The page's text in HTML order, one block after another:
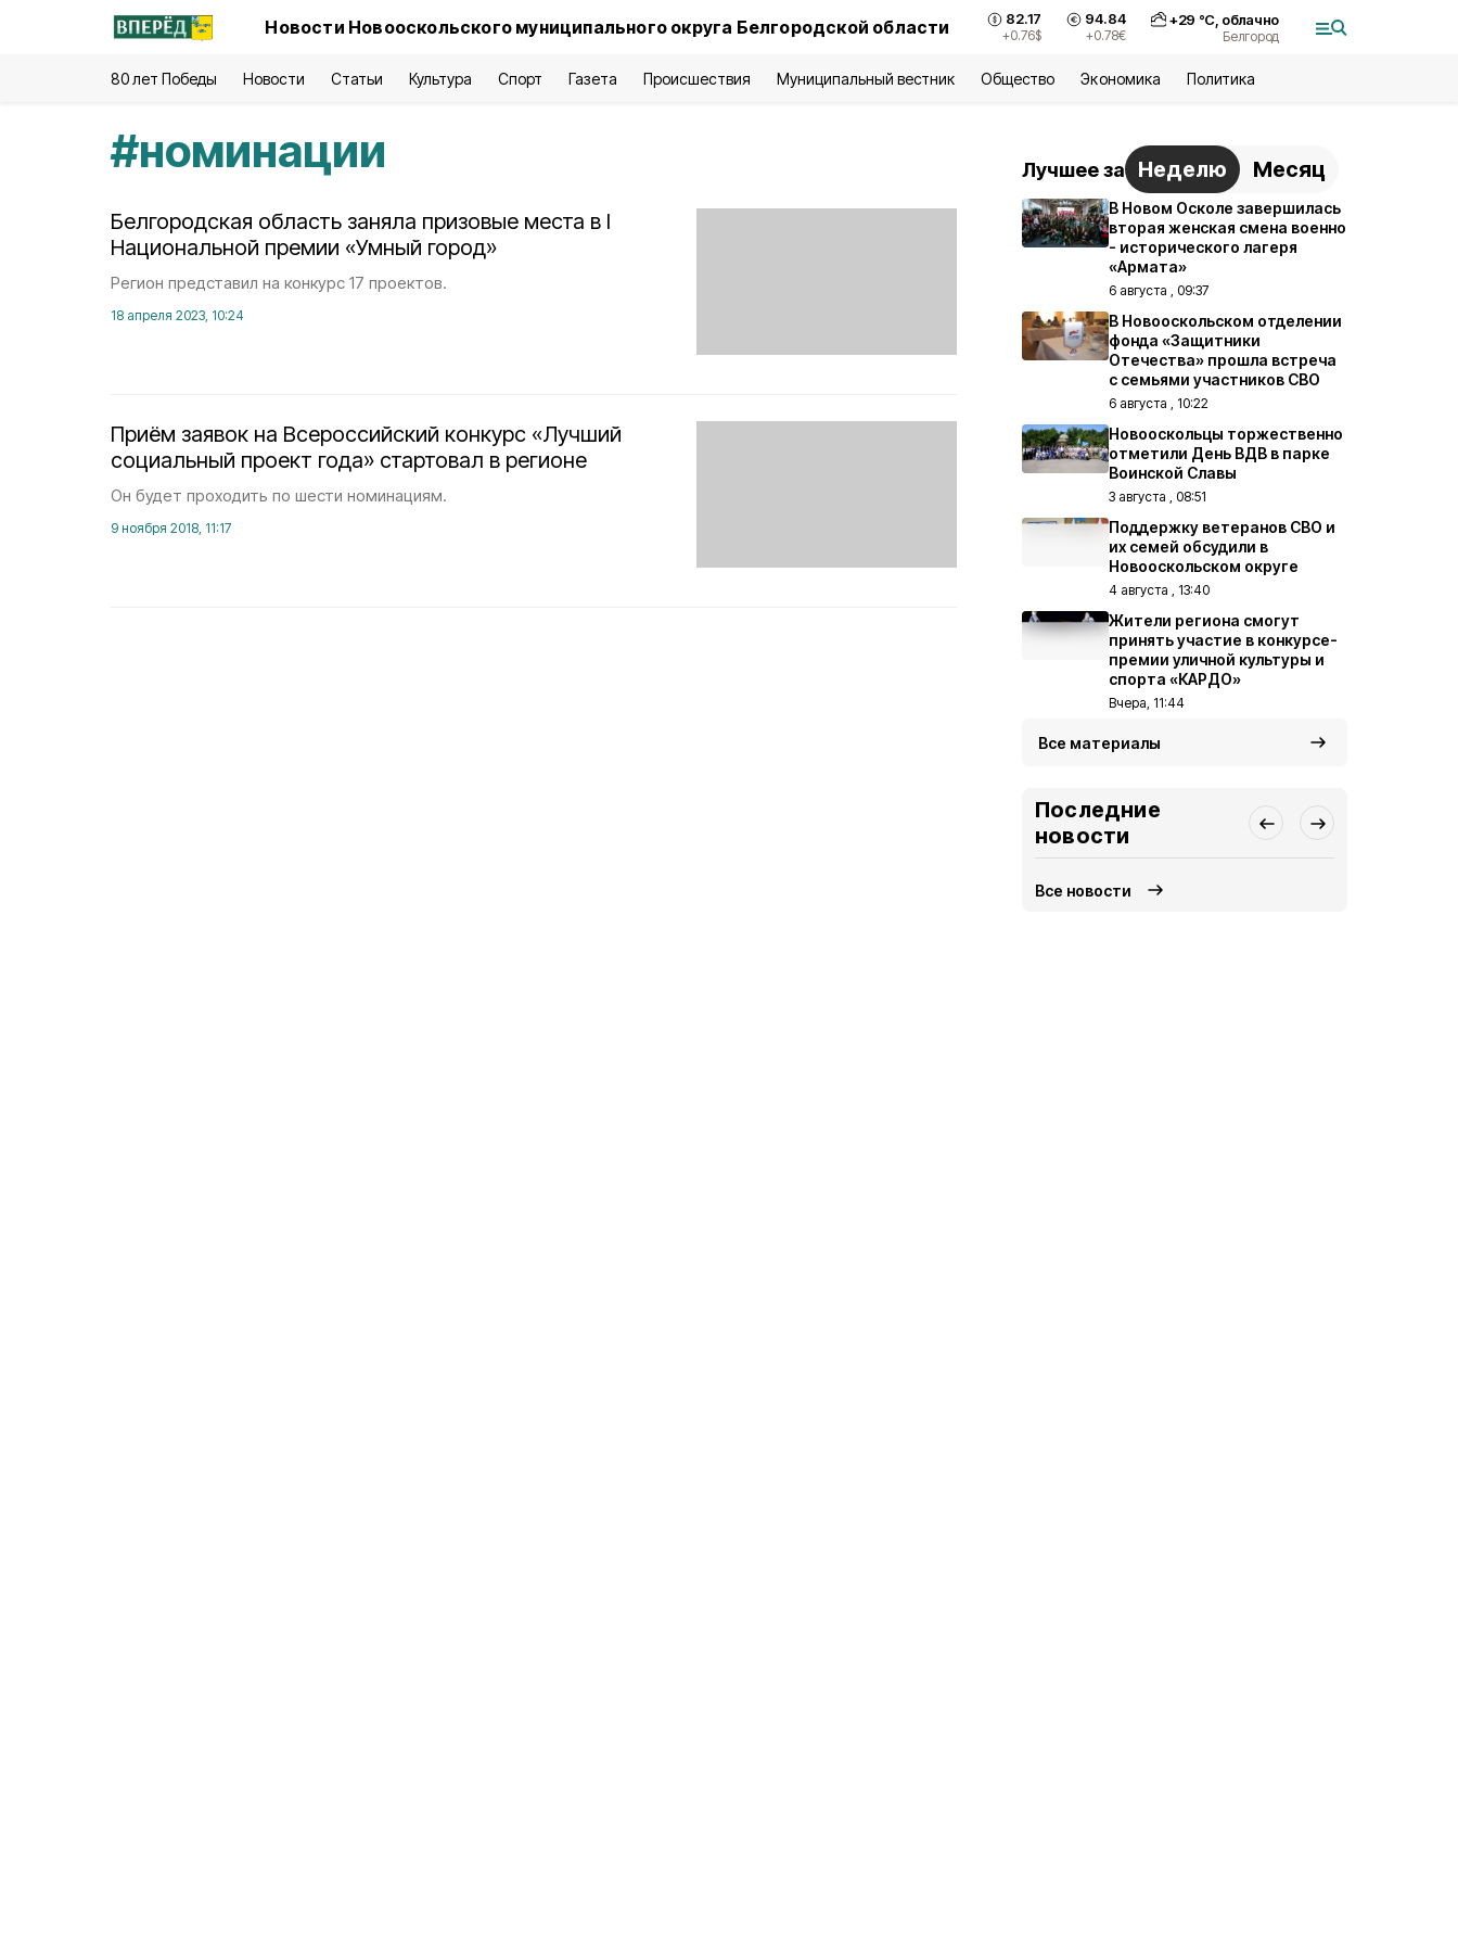
Новости Новооскольского муниципального округа Белгородской области 82.17
+0.76$
94.84
+0.78€
+29 °С, облачно
Белгород
80 лет Победы Новости Статьи Культура Спорт Газета Происшествия Муниципальный вестник Общество Экономика Политика
#номинации
Белгородская область заняла призовые места в I
Национальной премии «Умный город»
Регион представил на конкурс 17 проектов.
18 апреля 2023, 10:24
Приём заявок на Всероссийский конкурс «Лучший
социальный проект года» стартовал в регионе
Он будет проходить по шести номинациям.
9 ноября 2018, 11:17
Лучшее за Неделю Месяц
В Новом Осколе завершилась
вторая женская смена военно
- исторического лагеря
«Армата»
6 августа , 09:37
В Новооскольском отделении
фонда «Защитники
Отечества» прошла встреча
с семьями участников СВО
6 августа , 10:22
Новооскольцы торжественно
отметили День ВДВ в парке
Воинской Славы
3 августа , 08:51
Поддержку ветеранов СВО и
их семей обсудили в
Новооскольском округе
4 августа , 13:40
Жители региона смогут
принять участие в конкурсе-
премии уличной культуры и
спорта «КАРДО»
Вчера, 11:44
Все материалы
Последние
новости
Все новости